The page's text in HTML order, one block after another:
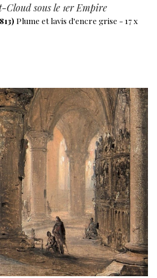
Cloud sous le 1er Empire
Plume et lavis d'encre grise - 17 x